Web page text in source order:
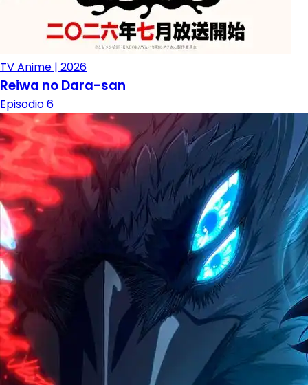
TV Anime | 2026
Reiwa no Dara-san
Episodio 6